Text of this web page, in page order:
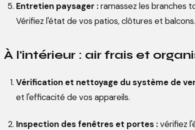
Entretien paysager :ramassez les branches
Vérifiez l'état de vos patios, clôtures et balcons.
À l'intérieur : air frais et
Vérification et nettoyage du système de
et l'efficacité de vos appareils.
Inspection des fenêtres et portes :vérifiez